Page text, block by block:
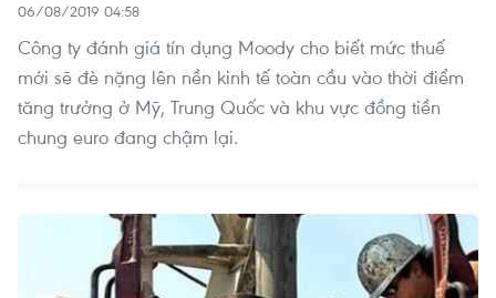
06/08/2019 04:58
Công ty đánh giá tín dụng Moody cho biết mức thuế
mới sẽ đè nặng lên nền kinh tế toàn cầu vào thời điểm
tăng trưởng ở Mỹ, Trung Quốc và khu vực đồng tiền
chung euro đang chậm lại.